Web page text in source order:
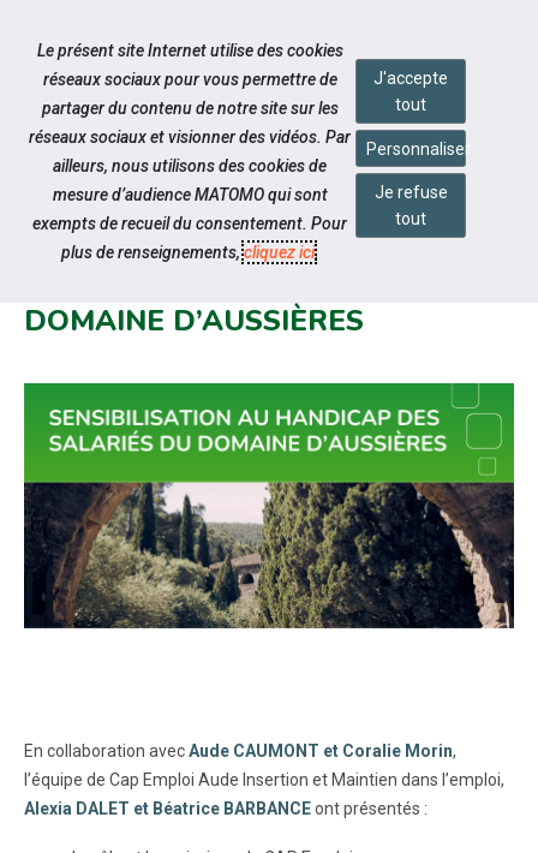
Aller au contenu
Notre actualité
SENSIBILISATION AU HANDICAP
DOMAINE D’AUSSIÈRES
En collaboration avecAude CAUMONT et Coralie Morin,
l’équipe de Cap Emploi Aude Insertion et Maintien dans l’emploi,
Alexia DALET et Béatrice BARBANCEont présentés :
Le présent site Internet utilise des cookies
réseaux sociaux pour vous permettre de
partager du contenu de notre site sur les
réseaux sociaux et visionner des vidéos. Par
ailleurs, nous utilisons des cookies de
mesure d’audience MATOMO qui sont
exempts de recueil du consentement. Pour
plus de renseignements,cliquez ici.
J'accepte
tout
Personnaliser
Je refuse
tout